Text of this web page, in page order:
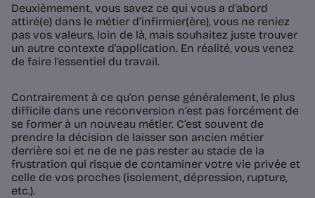
Deuxièmement, vous savez ce qui vous a d’abord
attiré(e) dans le métier d’infirmier(ère), vous ne reniez
pas vos valeurs, loin de là, mais souhaitez juste trouver
un autre contexte d’application. En réalité, vous venez
de faire l'essentiel du travail.
Contrairement à ce qu'on pense généralement, le plus
difficile dans une reconversion n’est pas forcément de
se former à un nouveau métier. C’est souvent de
prendre la décision de laisser son ancien métier
derrière soi et ne de ne pas rester au stade de la
frustration qui risque de contaminer votre vie privée et
celle de vos proches (isolement, dépression, rupture,
etc.).